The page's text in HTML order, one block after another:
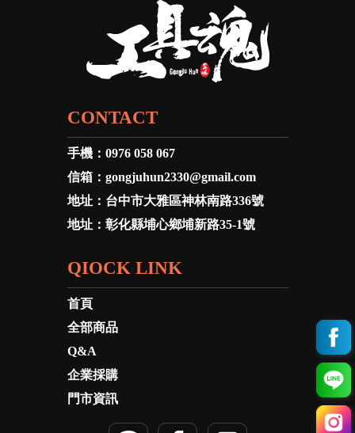
CONTACT
手機： 0976 058 067
信箱： gongjuhun2330@gmail.com
地址： 台中市大雅區神林南路336號
地址： 彰化縣埔心鄉埔新路35-1號
QIOCK LINK
首頁
全部商品
Q&A
企業採購
門市資訊